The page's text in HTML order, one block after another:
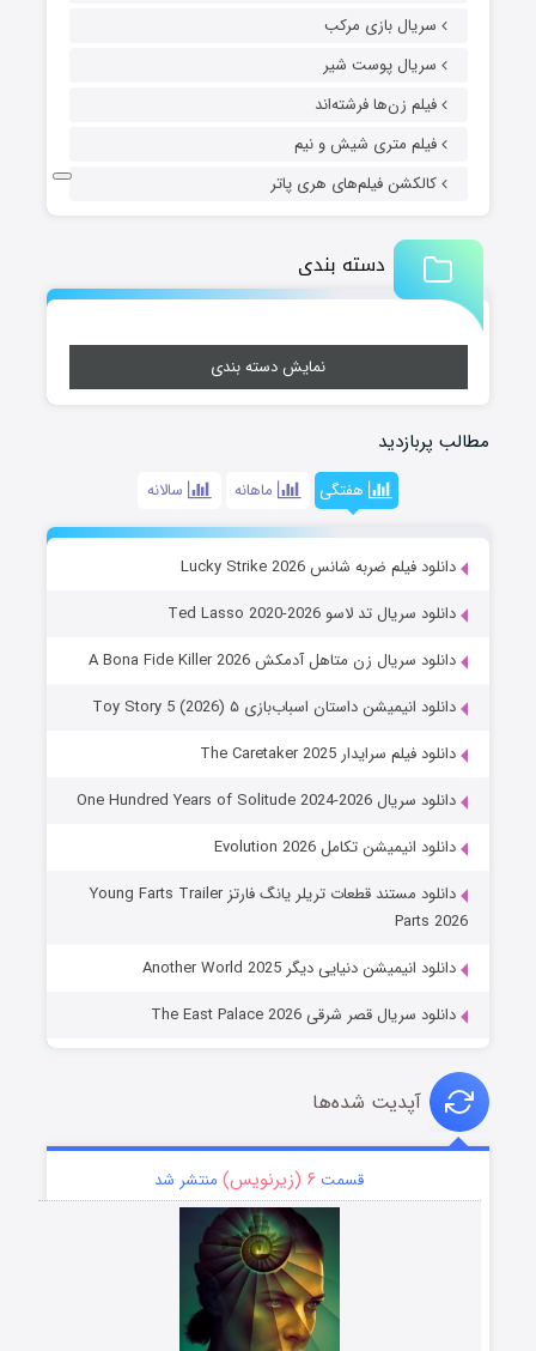
سریال بازی مرکب
سریال پوست شیر
فیلم زن‌ها فرشته‌اند
فیلم متری شیش و نیم
کالکشن فیلم‌های هری پاتر
دسته بندی
نمایش دسته بندی
مطالب پربازدید
هفتگی ماهانه سالانه
دانلود فیلم ضربه شانس Lucky Strike 2026
دانلود سریال تد لاسو Ted Lasso 2020-2026
دانلود سریال زن متاهل آدمکش A Bona Fide Killer 2026
دانلود انیمیشن داستان اسباب‌بازی ۵ Toy Story 5 (2026)
دانلود فیلم سرایدار The Caretaker 2025
دانلود سریال One Hundred Years of Solitude 2024-2026
دانلود انیمیشن تکامل Evolution 2026
دانلود مستند قطعات تریلر یانگ فارتز Young Farts Trailer
Parts 2026
دانلود انیمیشن دنیایی دیگر Another World 2025
دانلود سریال قصر شرقی The East Palace 2026
آپدیت شده‌ها
قسمت ۶ (زیرنویس) منتشر شد